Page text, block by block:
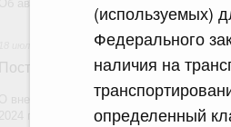
(используемых)
Федерального
наличия на
определенный
Постановление Правительства
О внесении изменения в